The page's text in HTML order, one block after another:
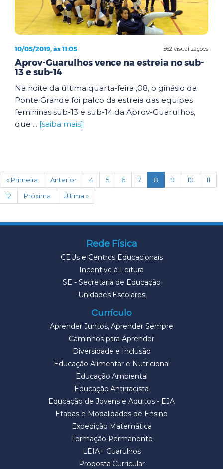
562 visualizações
10/05/2019, às 11:05
Aprov-Guarulhos vence na estreia no sub-
13 e sub-14
Na noite da última quarta-feira ,08, o ginásio da
Ponte Grande foi palco da estreia das equipes
femininas sub-13 e sub-14 da Aprov-Guarulhos,
que ... [saiba mais]
« Primeira Anterior 4 5 6 7 8 (current)
9 10
11
12
Próxima Última »
Rede Física
CEUs e Centros Educacionais
Incentivo à Leitura
SE - Secretaria de Educação
Unidades Escolares
Currículo
Aprender Juntos, Aprender Sempre
Caminhos para Aprender
Diversidade e Inclusão
Educação Alimentar e Nutricional
Educação Ambiental
Educação Antirracista
Educação de Jovens e Adultos - EJA
Etapas e Modalidades de Ensino
Expedição Matemática
Formação Permanente
LEIA+ Guarulhos
Proposta Curricular